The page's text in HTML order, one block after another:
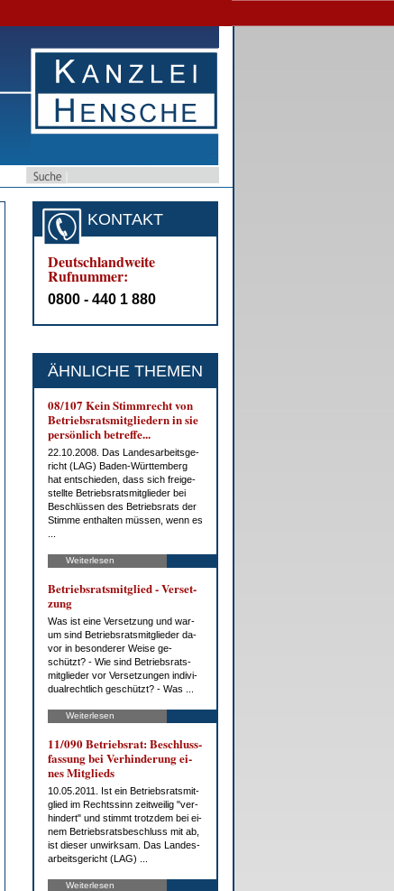
KONTAKT
Deutschlandweite
Rufnummer:
0800 - 440 1 880
ÄHNLICHE THEMEN
08/107 Kein Stimm­recht von
Be­triebs­rats­mit­glie­dern in sie
per­sön­lich be­tref­fe...
22.10.2008. Das Lan­des­ar­beits­ge­
richt (LAG) Ba­den-Würt­tem­berg
hat ent­schie­den, dass sich frei­ge­
stell­te Be­triebs­rats­mit­glie­der bei
Be­schlüs­sen des Be­triebs­rats der
Stim­me ent­hal­ten müs­sen, wenn es
Weiterlesen
Be­triebs­rats­mit­glied - Ver­set­
zung
Was ist ei­ne Ver­set­zung und war­
um sind Be­triebs­rats­mit­glie­der da­
vor in be­son­de­rer Wei­se ge­
schützt? - Wie sind Be­triebs­rats­
mit­glie­der vor Ver­set­zun­gen in­di­vi­
du­al­recht­lich ge­schützt? - Was ...
Weiterlesen
11/090 Be­triebs­rat: Be­schluss­
fas­sung bei Ver­hin­de­rung ei­
nes Mit­glieds
10.05.2011. Ist ein Be­triebs­rats­mit­
glied im Rechts­sinn zeit­wei­lig "ver­
hin­dert" und stimmt trotz­dem bei ei­
nem Be­triebs­rats­be­schluss mit ab,
ist die­ser un­wirk­sam. Das Lan­des­
ar­beits­ge­richt (LAG) ...
Weiterlesen